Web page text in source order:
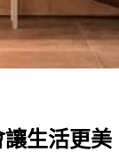
生活更美